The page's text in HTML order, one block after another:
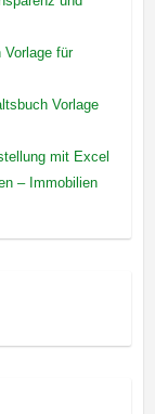
Vorlage für
Vorlage
mit Excel
– Immobilien